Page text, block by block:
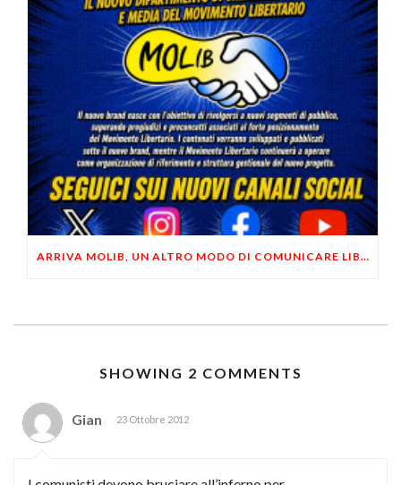
ARRIVA MOLIB, UN ALTRO MODO DI COMUNICARE LIBERTARIO
SHOWING 2 COMMENTS
Gian 23 Ottobre 2012